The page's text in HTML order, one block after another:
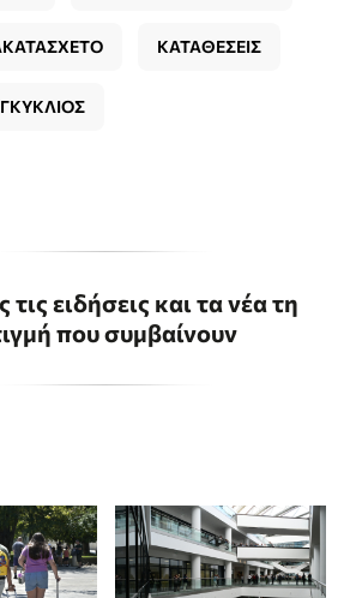
ΚΑΤΑΘΕΣΕΙΣ
τις ειδήσεις και τα νέα τη
που συμβαίνουν